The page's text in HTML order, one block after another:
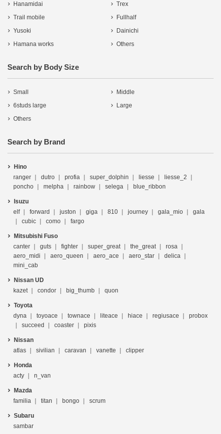
Hanamidai
Trex
Trail mobile
Fullhalf
Yusoki
Dainichi
Hamana works
Others
Search by Body Size
Small
Middle
6studs large
Large
Others
Search by Brand
Hino
ranger
dutro profia super_dolphin liesse
liesse_2
poncho
melpha rainbow selega blue_ribbon
Isuzu
elf
forward juston giga 810 journey gala_mio
gala
cubic
como fargo
Mitsubishi Fuso
canter
guts fighter super_great the_great
rosa
aero_midi
aero_queen aero_ace aero_star
delica
mini_cab
Nissan UD
kazet
condor big_thumb quon
Toyota
dyna
toyoace townace liteace hiace regiusace
probox
succeed
coaster pixis
Nissan
atlas
sivilian caravan vanette clipper
Honda
acty
n_van
Mazda
familia
titan bongo scrum
Subaru
sambar